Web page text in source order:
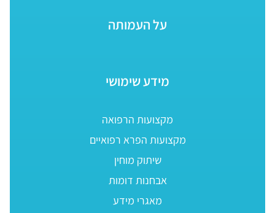
על העמותה
מידע שימושי
מקצועות הרפואה
מקצועות הפרא רפואיים
שיתוק מוחין
אבחנות דומות
מאגרי מידע